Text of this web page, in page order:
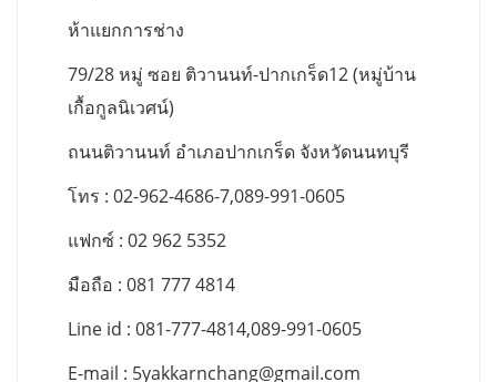
ห้าแยกการช่าง
79/28 หมู่ ซอย ติวานนท์-ปากเกร็ด12 (หมู่บ้าน
เกื้อกูลนิเวศน์)
ถนนติวานนท์ อำเภอปากเกร็ด จังหวัดนนทบุรี
โทร : 02-962-4686-7,089-991-0605
แฟกซ์ : 02 962 5352
มือถือ : 081 777 4814
Line id : 081-777-4814,089-991-0605
E-mail : 5yakkarnchang@gmail.com